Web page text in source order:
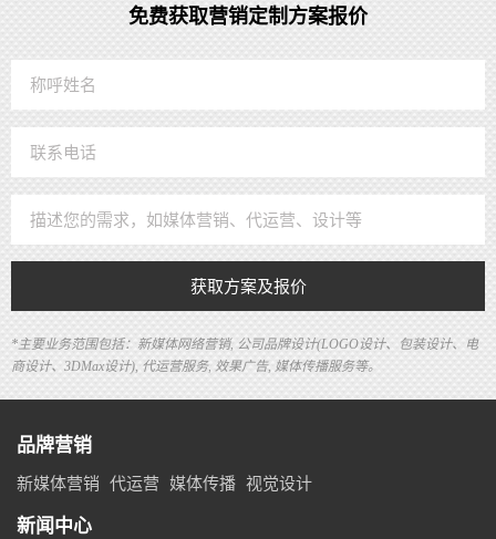
免费获取营销定制方案报价
获取方案及报价
*主要业务范围包括：新媒体网络营销, 公司品牌设计(LOGO设计、包装设计、电
商设计、3DMax设计), 代运营服务, 效果广告, 媒体传播服务等。
品牌营销
新媒体营销 代运营 媒体传播 视觉设计
新闻中心